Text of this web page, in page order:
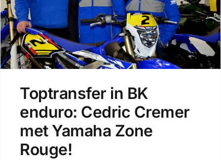
Toptransfer in BK
enduro: Cedric Cremer
met Yamaha Zone
Rouge!